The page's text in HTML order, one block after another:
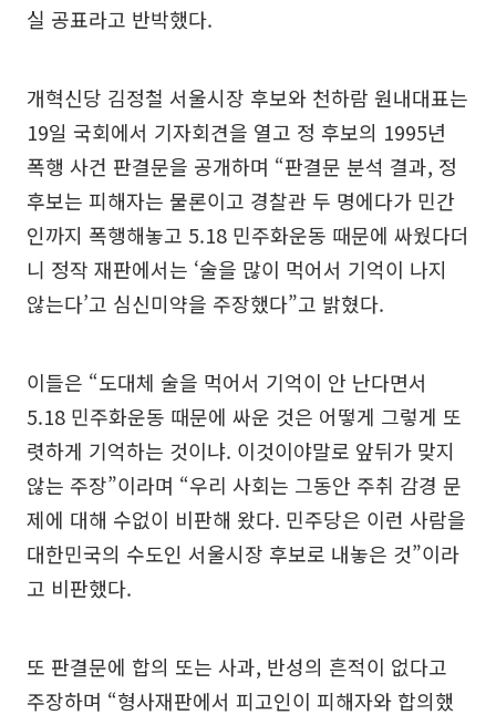
실 공표라고 반박했다.
개혁신당 김정철 서울시장 후보와 천하람 원내대표는
19일 국회에서 기자회견을 열고 정 후보의 1995년
폭행 사건 판결문을 공개하며 “판결문 분석 결과, 정
후보는 피해자는 물론이고 경찰관 두 명에다가 민간
인까지 폭행해놓고 5.18 민주화운동 때문에 싸웠다더
니 정작 재판에서는 ‘술을 많이 먹어서 기억이 나지
않는다’고 심신미약을 주장했다”고 밝혔다.
이들은 “도대체 술을 먹어서 기억이 안 난다면서
5.18 민주화운동 때문에 싸운 것은 어떻게 그렇게 또
렷하게 기억하는 것이냐. 이것이야말로 앞뒤가 맞지
않는 주장”이라며 “우리 사회는 그동안 주취 감경 문
제에 대해 수없이 비판해 왔다. 민주당은 이런 사람을
대한민국의 수도인 서울시장 후보로 내놓은 것”이라
고 비판했다.
또 판결문에 합의 또는 사과, 반성의 흔적이 없다고
주장하며 “형사재판에서 피고인이 피해자와 합의했